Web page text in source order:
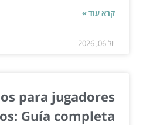
קרא עוד »
יול 06, 2026
para jugadores
Guía completa